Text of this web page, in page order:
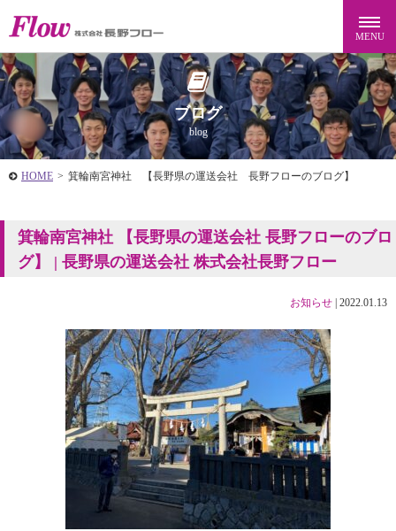
ブログ
blog
HOME > 箕輪南宮神社 【長野県の運送会社 長野フローのブログ】
箕輪南宮神社 【長野県の運送会社 長野フローのブロ
グ】 | 長野県の運送会社 株式会社長野フロー
お知らせ 2022.01.13